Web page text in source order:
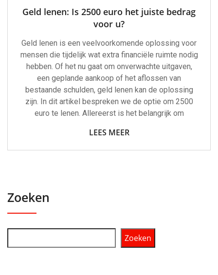
Geld lenen: Is 2500 euro het juiste bedrag
voor u?
Geld lenen is een veelvoorkomende oplossing voor
mensen die tijdelijk wat extra financiële ruimte nodig
hebben. Of het nu gaat om onverwachte uitgaven,
een geplande aankoop of het aflossen van
bestaande schulden, geld lenen kan de oplossing
zijn. In dit artikel bespreken we de optie om 2500
euro te lenen. Allereerst is het belangrijk om
LEES MEER
Zoeken
Zoeken